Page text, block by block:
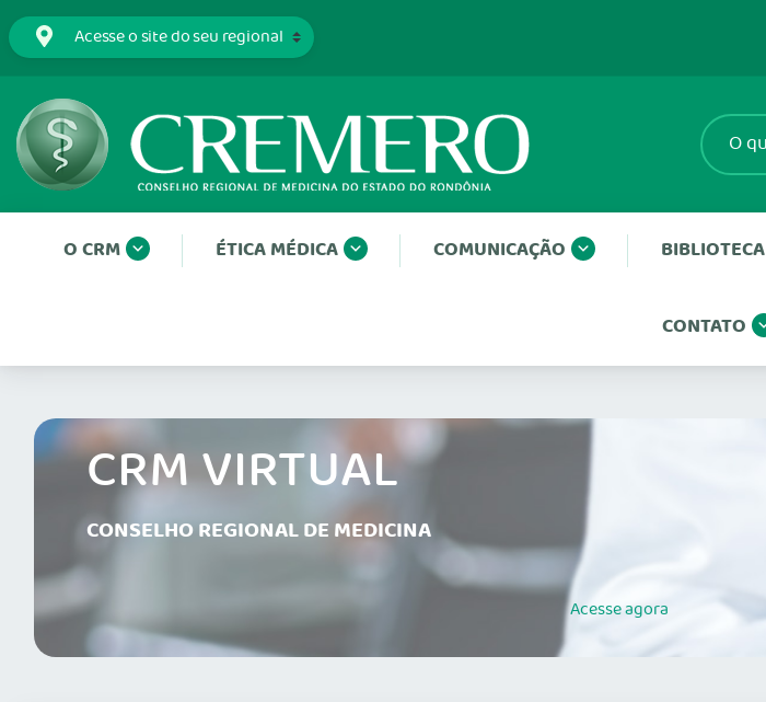
O CRM ÉTICA MÉDICA COMUNICAÇÃO BIBLIOTECA
CONTATO
CRM VIRTUAL
CONSELHO REGIONAL DE MEDICINA
Acesseagora